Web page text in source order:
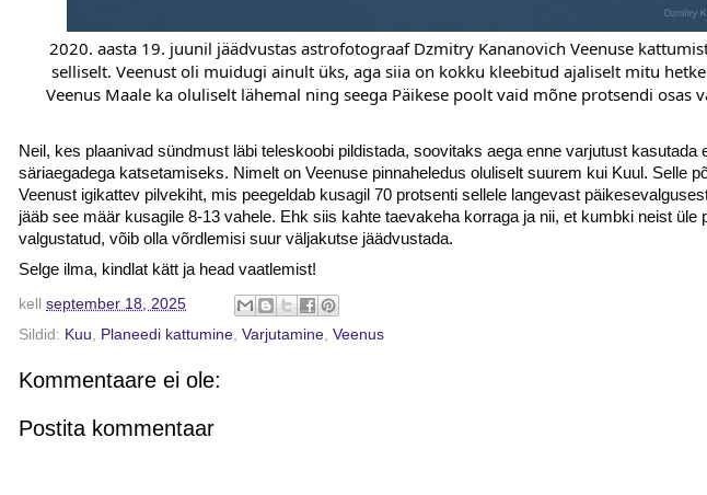
2020. aasta 19. juunil jäädvustas astrofotograaf Dzmitry Kananovich Veenuse
selliselt. Veenust oli muidugi ainult üks, aga siia on kokku kleebitud ajaliselt mitu
Veenus Maale ka oluliselt lähemal ning seega Päikese poolt vaid mõne protsendi osas
Neil, kes plaanivad sündmust läbi teleskoobi pildistada, soovitaks aega enne varjutust kasutada
säriaegadega katsetamiseks. Nimelt on Veenuse pinnaheledus oluliselt suurem kui Kuul. Selle
Veenust igikattev pilvekiht, mis peegeldab kusagil 70 protsenti sellele langevast
jääb see määr kusagile 8-13 vahele. Ehk siis kahte taevakeha korraga ja nii, et kumbki neist üle
valgustatud, võib olla võrdlemisi suur väljakutse jäädvustada.
Selge ilma, kindlat kätt ja head vaatlemist!
kell september 18, 2025
Sildid: Kuu, Planeedi kattumine, Varjutamine, Veenus
Kommentaare ei ole:
Postita kommentaar